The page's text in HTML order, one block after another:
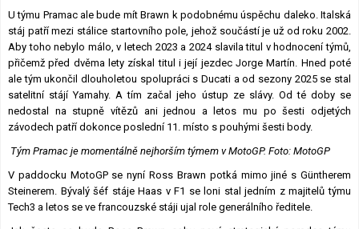
U týmu Pramac ale bude mít Brawn k podobnému úspěchu daleko. Italská
stáj patří mezi stálice startovního pole, jehož součástí je už od roku 2002.
Aby toho nebylo málo, v letech 2023 a 2024 slavila titul v hodnocení týmů,
přičemž před dvěma lety získal titul i její jezdec Jorge Martín. Hned poté
ale tým ukončil dlouholetou spolupráci s Ducati a od sezony 2025 se stal
satelitní stájí Yamahy. A tím začal jeho ústup ze slávy. Od té doby se
nedostal na stupně vítězů ani jednou a letos mu po šesti odjetých
závodech patří dokonce poslední 11. místo s pouhými šesti body.
Tým Pramac je momentálně nejhorším týmem v MotoGP. Foto: MotoGP
V paddocku MotoGP se nyní Ross Brawn potká mimo jiné s Güntherem
Steinerem. Bývalý šéf stáje Haas v F1 se loni stal jedním z majitelů týmu
Tech3 a letos se ve francouzské stáji ujal role generálního ředitele.